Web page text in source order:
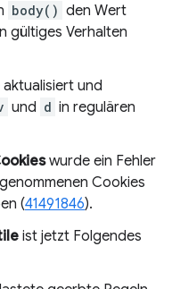
body() den Wert
gültiges Verhalten
und
und d in regulären
wurde ein Fehler
Cookies
(41491846).
ist jetzt Folgendes